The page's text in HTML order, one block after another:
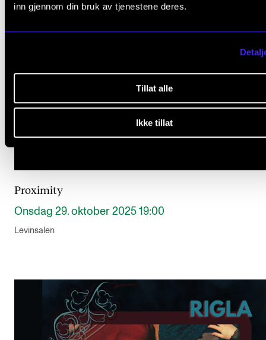
inn gjennom din bruk av tjenestene deres.
Tillat alle
Ikke tillat
Proximity
Onsdag 29. oktober 2025 19:00
Levinsalen